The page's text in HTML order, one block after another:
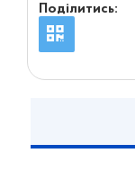
Поділитись: